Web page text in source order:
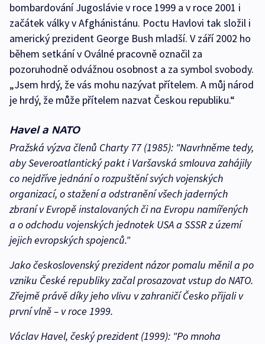
bombardování Jugoslávie v roce 1999 a v roce 2001 i
začátek války v Afghánistánu. Poctu Havlovi tak složil i
americký prezident George Bush mladší. V září 2002 ho
během setkání v Oválné pracovně označil za
pozoruhodně odvážnou osobnost a za symbol svobody.
„Jsem hrdý, že vás mohu nazývat přítelem. A můj národ
je hrdý, že může přítelem nazvat Českou republiku.“
Havel a NATO
Pražská výzva členů Charty 77 (1985): "Navrhněme tedy,
aby Severoatlantický pakt i Varšavská smlouva zahájily
co nejdříve jednání o rozpuštění svých vojenských
organizací, o stažení a odstranění všech jaderných
zbraní v Evropě instalovaných či na Evropu namířených
a o odchodu vojenských jednotek USA a SSSR z území
jejich evropských spojenců."
Jako československý prezident názor pomalu měnil a po
vzniku České republiky začal prosazovat vstup do NATO.
Zřejmě právě díky jeho vlivu v zahraničí Česko přijali v
první vlně – v roce 1999.
Václav Havel, český prezident (1999): "Po mnoha